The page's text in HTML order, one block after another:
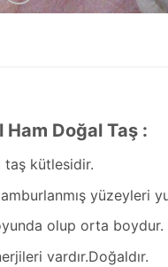
Ham Doğal Taş :
taş kütlesidir.
yüzeyleri
olup orta boydur.
vardır.Doğaldır.